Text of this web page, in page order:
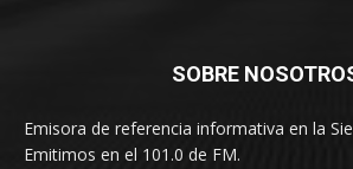
SOBRE
Emisora de referencia informativa en la
Emitimos en el 101.0 de FM.